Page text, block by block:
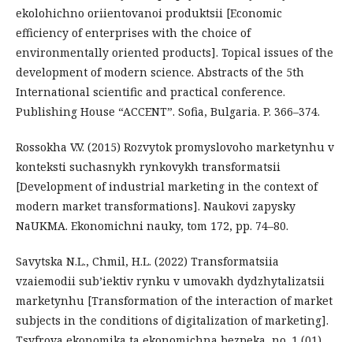
ekolohichno oriientovanoi produktsii [Economic
efficiency of enterprises with the choice of
environmentally oriented products]. Topical issues of the
development of modern science. Abstracts of the 5th
International scientific and practical conference.
Publishing House “ACCENT”. Sofia, Bulgaria. P. 366–374.
Rossokha V.V. (2015) Rozvytok promyslovoho marketynhu v
konteksti suchasnykh rynkovykh transformatsii
[Development of industrial marketing in the context of
modern market transformations]. Naukovi zapysky
NaUKMA. Ekonomichni nauky, tom 172, pp. 74–80.
Savytska N.L., Chmil, H.L. (2022) Transformatsiia
vzaiemodii sub’iektiv rynku v umovakh dydzhytalizatsii
marketynhu [Transformation of the interaction of market
subjects in the conditions of digitalization of marketing].